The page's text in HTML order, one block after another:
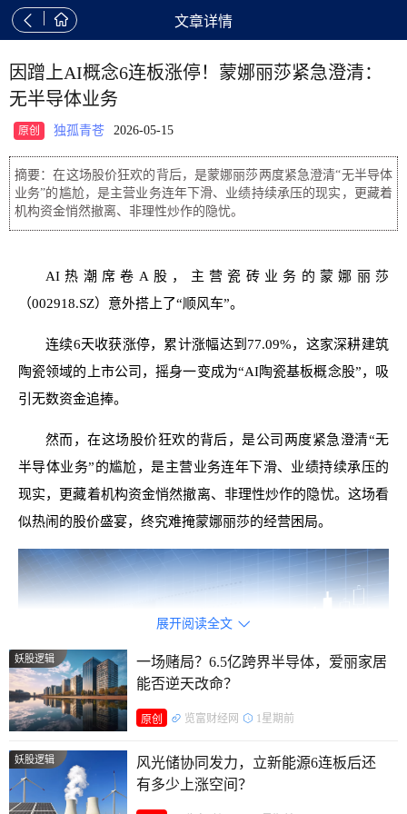
  文章详情
因蹭上AI概念6连板涨停！蒙娜丽莎紧急澄清：
无半导体业务
原创 独孤青苍 2026-05-15
摘要：在这场股价狂欢的背后，是蒙娜丽莎两度紧急澄清“无半导体
业务”的尴尬，是主营业务连年下滑、业绩持续承压的现实，更藏着
机构资金悄然撤离、非理性炒作的隐忧。
AI热潮席卷A股，主营瓷砖业务的蒙娜丽莎
（002918.SZ）意外搭上了“顺风车”。
连续6天收获涨停，累计涨幅达到77.09%，这家深耕建筑
陶瓷领域的上市公司，摇身一变成为“AI陶瓷基板概念股”，吸
引无数资金追捧。
然而，在这场股价狂欢的背后，是公司两度紧急澄清“无
半导体业务”的尴尬，是主营业务连年下滑、业绩持续承压的
现实，更藏着机构资金悄然撤离、非理性炒作的隐忧。这场看
似热闹的股价盛宴，终究难掩蒙娜丽莎的经营困局。
展开阅读全文 
妖股逻辑
一场赌局？6.5亿跨界半导体，爱丽家居
能否逆天改命？
原创 览富财经网 1星期前
妖股逻辑
风光储协同发力，立新能源6连板后还
有多少上涨空间？